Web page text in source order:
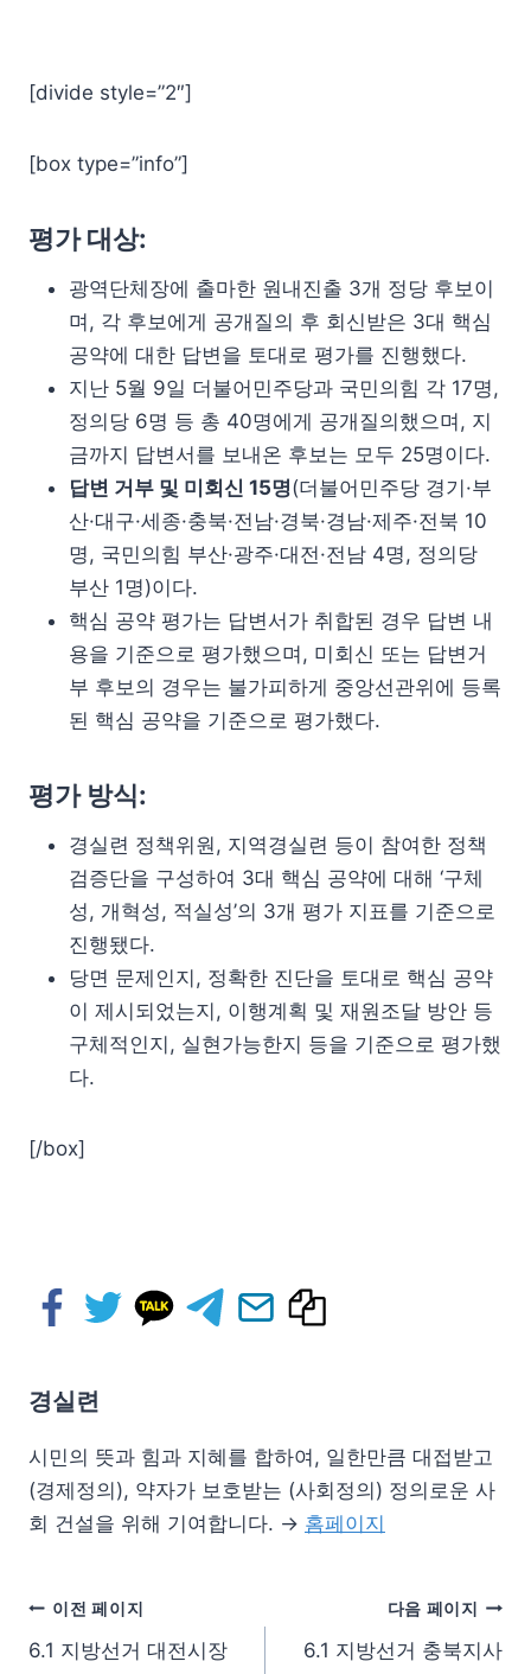
[divide style=”2″]
[box type=”info”]
평가 대상:
광역단체장에 출마한 원내진출 3개 정당 후보이
며, 각 후보에게 공개질의 후 회신받은 3대 핵심
공약에 대한 답변을 토대로 평가를 진행했다.
지난 5월 9일 더불어민주당과 국민의힘 각 17명,
정의당 6명 등 총 40명에게 공개질의했으며, 지
금까지 답변서를 보내온 후보는 모두 25명이다.
답변 거부 및 미회신 15명(더불어민주당 경기·부
산·대구·세종·충북·전남·경북·경남·제주·전북 10
명, 국민의힘 부산·광주·대전·전남 4명, 정의당
부산 1명)이다.
핵심 공약 평가는 답변서가 취합된 경우 답변 내
용을 기준으로 평가했으며, 미회신 또는 답변거
부 후보의 경우는 불가피하게 중앙선관위에 등록
된 핵심 공약을 기준으로 평가했다.
평가 방식:
경실련 정책위원, 지역경실련 등이 참여한 정책
검증단을 구성하여 3대 핵심 공약에 대해 ‘구체
성, 개혁성, 적실성’의 3개 평가 지표를 기준으로
진행됐다.
당면 문제인지, 정확한 진단을 토대로 핵심 공약
이 제시되었는지, 이행계획 및 재원조달 방안 등
구체적인지, 실현가능한지 등을 기준으로 평가했
다.
[/box]
경실련
시민의 뜻과 힘과 지혜를 합하여, 일한만큼 대접받고
(경제정의), 약자가 보호받는 (사회정의) 정의로운 사
회 건설을 위해 기여합니다. → 홈페이지
이전 페이지
6.1 지방선거 대전시장
다음 페이지
6.1 지방선거 충북지사